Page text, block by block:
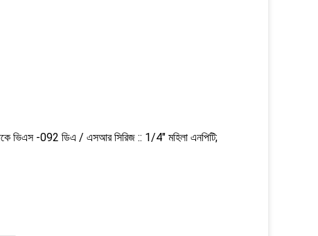
ভিএস -092 ডিএ / এসআর সিরিজ :: 1/4" মহিলা এনপিটি;